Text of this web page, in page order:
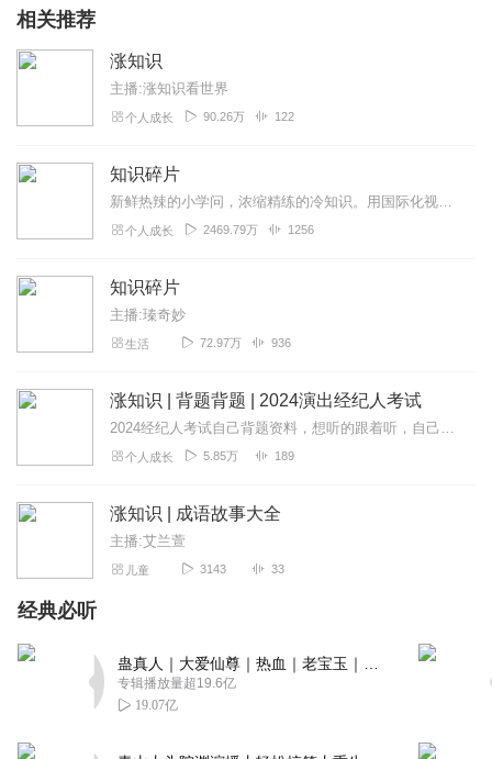
相关推荐
涨知识
主播:涨知识看世界
个人成长 90.26万 122
知识碎片
新鲜热辣的小学问，浓缩精练的冷知识。用国际化视角和敏锐的洞察力帮你甄选出值得你关注的内容资讯，碎片化的时间也可以深入了解教育、医疗、经济、科技……
个人成长 2469.79万 1256
知识碎片
主播:瑧奇妙
生活 72.97万 936
涨知识 | 背题背题 | 2024演出经纪人考试
2024经纪人考试自己背题资料，想听的跟着听，自己背题过程，碎碎念模式，磨耳朵
个人成长 5.85万 189
涨知识 | 成语故事大全
主播:艾兰萱
儿童 3143 33
经典必听
专辑播放量超19.6亿
19.07亿